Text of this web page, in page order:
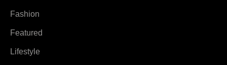
Fashion
Featured
Lifestyle